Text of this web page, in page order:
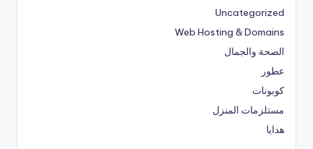
Uncategorized
Web Hosting & Domains
الصحة والجمال
عطور
كوبونات
مستلزمات المنزل
هدايا